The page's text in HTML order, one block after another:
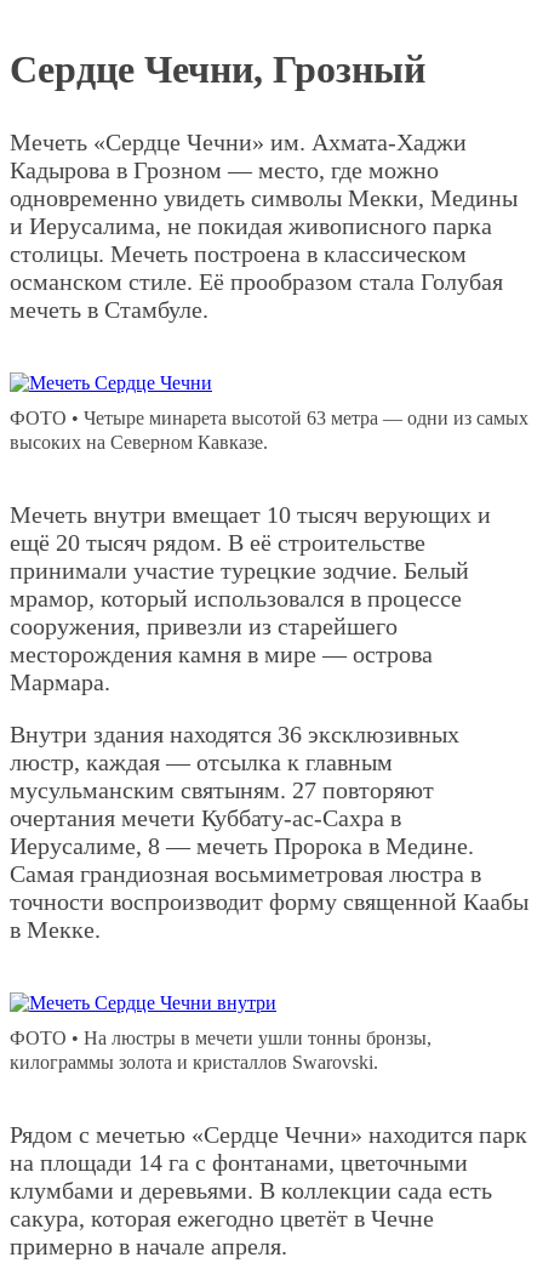
Сердце Чечни, Грозный
Мечеть «Сердце Чечни» им. Ахмата-Хаджи
Кадырова в Грозном — место, где можно
одновременно увидеть символы Мекки, Медины
и Иерусалима, не покидая живописного парка
столицы. Мечеть построена в классическом
османском стиле. Её прообразом стала Голубая
мечеть в Стамбуле.
ФОТО • Четыре минарета высотой 63 метра — одни из самых
высоких на Северном Кавказе.
Мечеть внутри вмещает 10 тысяч верующих и
ещё 20 тысяч рядом. В её строительстве
принимали участие турецкие зодчие. Белый
мрамор, который использовался в процессе
сооружения, привезли из старейшего
месторождения камня в мире — острова
Мармара.
Внутри здания находятся 36 эксклюзивных
люстр, каждая — отсылка к главным
мусульманским святыням. 27 повторяют
очертания мечети Куббату-ас-Сахра в
Иерусалиме, 8 — мечеть Пророка в Медине.
Самая грандиозная восьмиметровая люстра в
точности воспроизводит форму священной Каабы
в Мекке.
ФОТО • На люстры в мечети ушли тонны бронзы,
килограммы золота и кристаллов Swarovski.
Рядом с мечетью «Сердце Чечни» находится парк
на площади 14 га с фонтанами, цветочными
клумбами и деревьями. В коллекции сада есть
сакура, которая ежегодно цветёт в Чечне
примерно в начале апреля.